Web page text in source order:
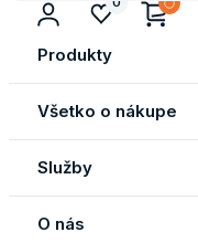
Produkty
Všetko o nákupe
Služby
O nás